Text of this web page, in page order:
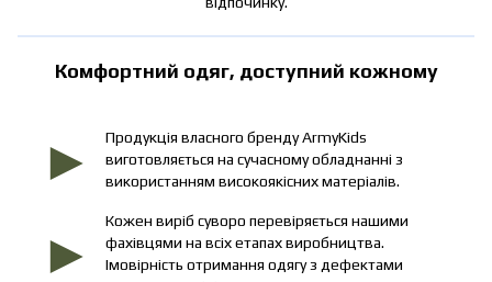
Комфортний одяг, доступний кожному
►
Продукція власного бренду ArmyKids
виготовляється на сучасному обладнанні з
використанням високоякісних матеріалів.
►
Кожен виріб суворо перевіряється нашими
фахівцями на всіх етапах виробництва.
Імовірність отримання одягу з дефектами